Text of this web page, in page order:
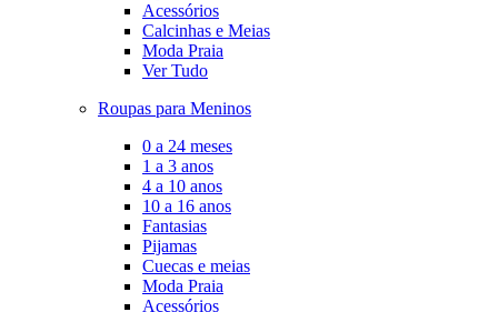
Acessórios
Calcinhas e Meias
Moda Praia
Ver Tudo
Roupas para Meninos
0 a 24 meses
1 a 3 anos
4 a 10 anos
10 a 16 anos
Fantasias
Pijamas
Cuecas e meias
Moda Praia
Acessórios